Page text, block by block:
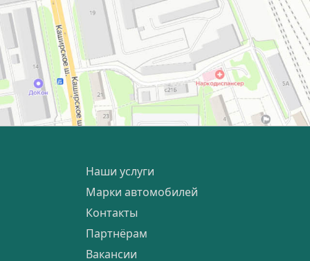
Наши услуги
Марки автомобилей
Контакты
Партнёрам
Вакансии